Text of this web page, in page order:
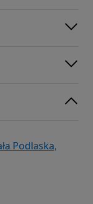
Podlaska,